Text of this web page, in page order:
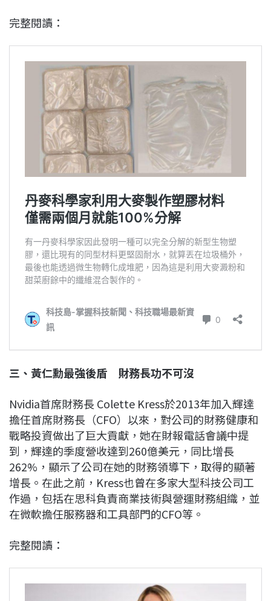
完整閱讀：
三、黃仁勳最強後盾 財務長功不可沒
Nvidia首席財務長 Colette Kress於2013年加入輝達
擔任首席財務長（CFO）以來，對公司的財務健康和
戰略投資做出了巨大貢獻，她在財報電話會議中提
到，輝達的季度營收達到260億美元，同比增長
262%，顯示了公司在她的財務領導下，取得的顯著
增長。在此之前，Kress也曾在多家大型科技公司工
作過，包括在思科負責商業技術與營運財務組織，並
在微軟擔任服務器和工具部門的CFO等。
完整閱讀：